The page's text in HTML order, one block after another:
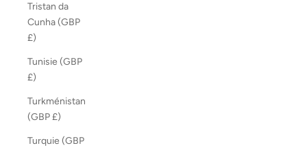
Tristan da
Cunha (GBP
£)
Tunisie (GBP
£)
Turkménistan
(GBP £)
Turquie (GBP